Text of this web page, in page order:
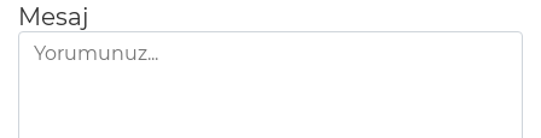
Mesaj